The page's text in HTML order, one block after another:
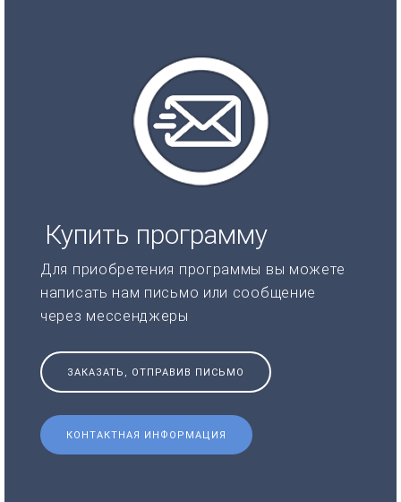
Купить программу
Для приобретения программы вы можете
написать нам письмо или сообщение
через мессенджеры
ЗАКАЗАТЬ, ОТПРАВИВ ПИСЬМО
КОНТАКТНАЯ ИНФОРМАЦИЯ